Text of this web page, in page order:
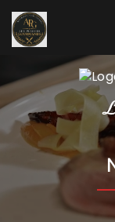
Panneau de